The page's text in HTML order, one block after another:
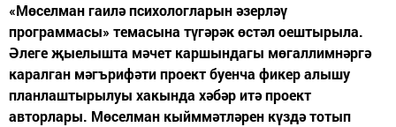
«Мөселман гаилә психологларын әзерләү
программасы» темасына түгәрәк өстәл оештырыла.
Әлеге җыелышта мәчет каршындагы мөгаллимнәргә
каралган мәгърифәти проект буенча фикер алышу
планлаштырылуы хакында хәбәр итә проект
авторлары. Мөселман кыйммәтләрен күздә тотып